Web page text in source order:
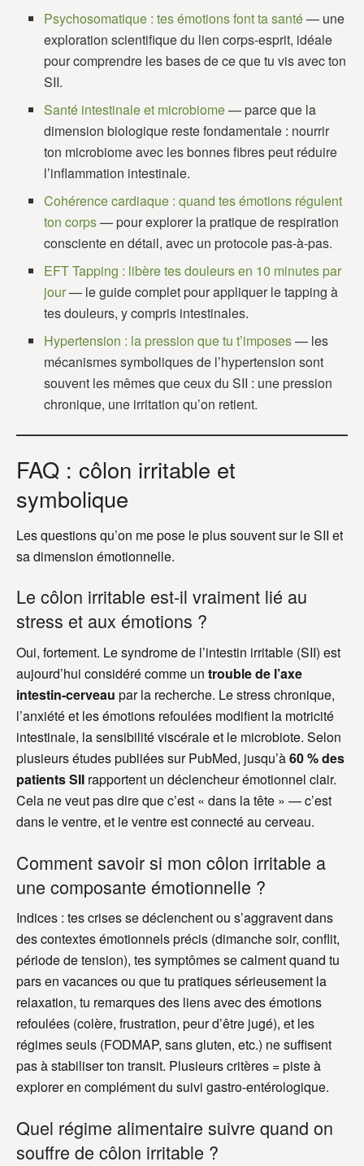
Psychosomatique : tes émotions font ta santé— une
exploration scientifique du lien corps-esprit, idéale
pour comprendre les bases de ce que tu vis avec ton
SII.
Santé intestinale et microbiome— parce que la
dimension biologique reste fondamentale : nourrir
ton microbiome avec les bonnes fibres peut réduire
l’inflammation intestinale.
Cohérence cardiaque : quand tes émotions régulent
ton corps— pour explorer la pratique de respiration
consciente en détail, avec un protocole pas-à-pas.
EFT Tapping : libère tes douleurs en 10 minutes par
jour— le guide complet pour appliquer le tapping à
tes douleurs, y compris intestinales.
Hypertension : la pression que tu t’imposes— les
mécanismes symboliques de l’hypertension sont
souvent les mêmes que ceux du SII : une pression
chronique, une irritation qu’on retient.
FAQ : côlon irritable et
symbolique
Les questions qu’on me pose le plus souvent sur le SII et
sa dimension émotionnelle.
Le côlon irritable est-il vraiment lié au
stress et aux émotions ?
Oui, fortement. Le syndrome de l’intestin irritable (SII) est
aujourd’hui considéré comme un trouble de l’axe
intestin-cerveau par la recherche. Le stress chronique,
l’anxiété et les émotions refoulées modifient la motricité
intestinale, la sensibilité viscérale et le microbiote. Selon
plusieurs études publiées sur PubMed, jusqu’à60 % des
patients SII rapportent un déclencheur émotionnel clair.
Cela ne veut pas dire que c’est « dans la tête » — c’est
dans le ventre, et le ventre est connecté au cerveau.
Comment savoir si mon côlon irritable a
une composante émotionnelle ?
Indices : tes crises se déclenchent ou s’aggravent dans
des contextes émotionnels précis (dimanche soir, conflit,
période de tension), tes symptômes se calment quand tu
pars en vacances ou que tu pratiques sérieusement la
relaxation, tu remarques des liens avec des émotions
refoulées (colère, frustration, peur d’être jugé), et les
régimes seuls (FODMAP, sans gluten, etc.) ne suffisent
pas à stabiliser ton transit. Plusieurs critères = piste à
explorer en complément du suivi gastro-entérologique.
Quel régime alimentaire suivre quand on
souffre de côlon irritable ?